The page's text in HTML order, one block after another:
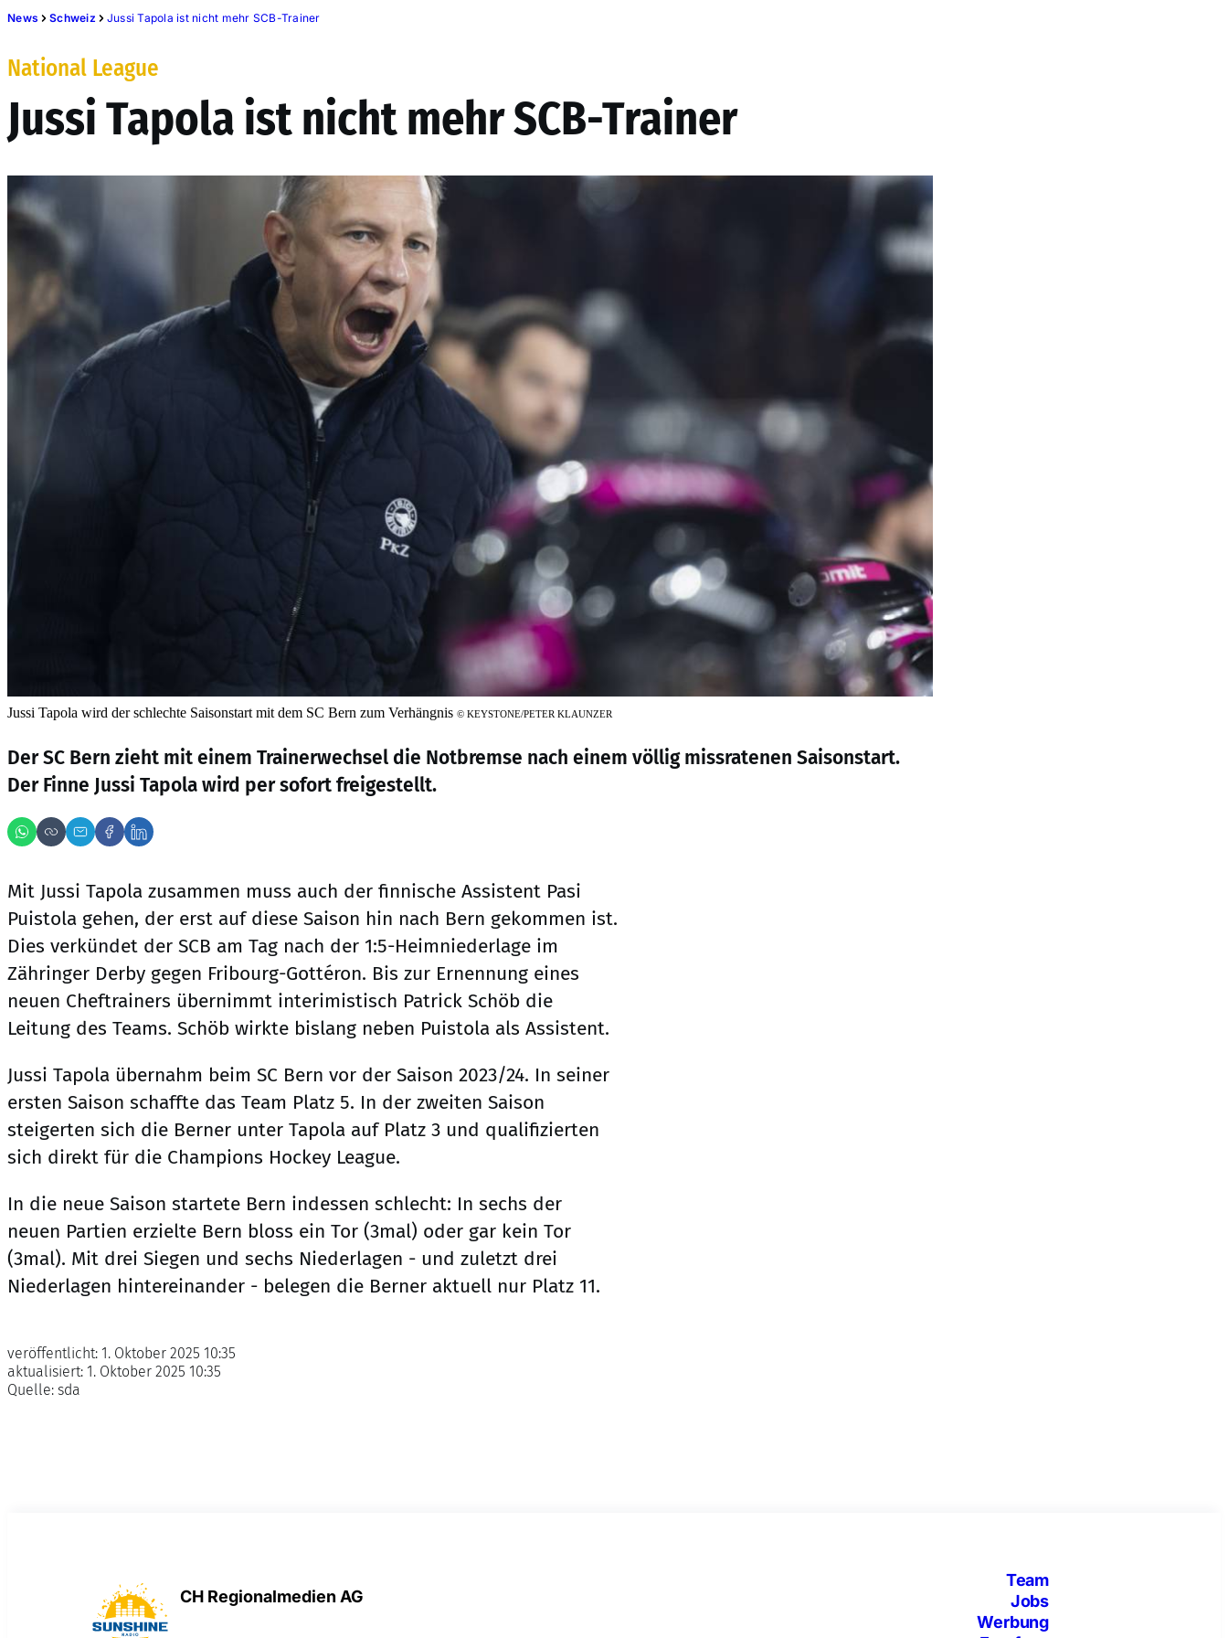
News Schweiz Jussi Tapola ist nicht mehr SCB-Trainer
National League
Jussi Tapola ist nicht mehr SCB-Trainer
Jussi Tapola wird der schlechte Saisonstart mit dem SC Bern zum Verhängnis © KEYSTONE/PETER KLAUNZER
Der SC Bern zieht mit einem Trainerwechsel die Notbremse nach einem völlig missratenen Saisonstart.
Der Finne Jussi Tapola wird per sofort freigestellt.
Mit Jussi Tapola zusammen muss auch der finnische Assistent Pasi
Puistola gehen, der erst auf diese Saison hin nach Bern gekommen ist.
Dies verkündet der SCB am Tag nach der 1:5-Heimniederlage im
Zähringer Derby gegen Fribourg-Gottéron. Bis zur Ernennung eines
neuen Cheftrainers übernimmt interimistisch Patrick Schöb die
Leitung des Teams. Schöb wirkte bislang neben Puistola als Assistent.
Jussi Tapola übernahm beim SC Bern vor der Saison 2023/24. In seiner
ersten Saison schaffte das Team Platz 5. In der zweiten Saison
steigerten sich die Berner unter Tapola auf Platz 3 und qualifizierten
sich direkt für die Champions Hockey League.
In die neue Saison startete Bern indessen schlecht: In sechs der
neuen Partien erzielte Bern bloss ein Tor (3mal) oder gar kein Tor
(3mal). Mit drei Siegen und sechs Niederlagen - und zuletzt drei
Niederlagen hintereinander - belegen die Berner aktuell nur Platz 11.
Quelle: sda
veröffentlicht: 1. Oktober 2025 10:35
aktualisiert: 1. Oktober 2025 10:35
CH Regionalmedien AG
Team
Jobs
Werbung